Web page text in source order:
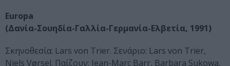
Europa
(Δανία-Σουηδία-Γαλλία-Γερμανία-Ελβετία, 1991)
Σκηνοθεσία: Lars von Trier. Σενάριο: Lars von Trier,
Niels Vørsel. Παίζουν: Jean-Marc Barr, Barbara Sukowa,